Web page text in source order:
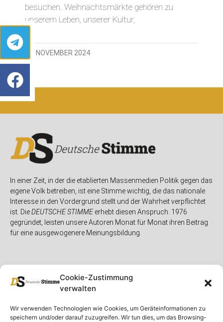
Cookie-Zustimmung
verwalten
Wir verwenden Technologien wie Cookies, um Geräteinformationen zu
speichern und/oder darauf zuzugreifen. Wir tun dies, um das Browsing-
besuchen. Weihnachtsmärkte gehören zu
unserem Leben, unserer Kultur,
20. NOVEMBER 2024
In einer Zeit, in der die etablierten Massenmedien Politik gegen das
eigene Volk betreiben, ist eine Stimme wichtig, die das nationale
Interesse in den Vordergrund stellt und der Wahrheit verpflichtet
ist. DieDEUTSCHE STIMMEerhebt diesen Anspruch. 1976
gegründet, leisten unsere Autoren Monat für Monat ihren Beitrag
für eine ausgewogenere Meinungsbildung.
Unser MagazinRubriken Rechtliches